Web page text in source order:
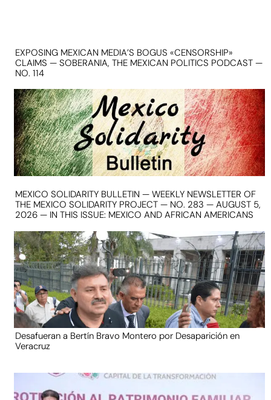
EXPOSING MEXICAN MEDIA’S BOGUS «CENSORSHIP»
CLAIMS — SOBERANIA, THE MEXICAN POLITICS PODCAST —
NO. 114
MEXICO SOLIDARITY BULLETIN — WEEKLY NEWSLETTER OF
THE MEXICO SOLIDARITY PROJECT — NO. 283 — AUGUST 5,
2026 — IN THIS ISSUE: MEXICO AND AFRICAN AMERICANS
Desafueran a Bertín Bravo Montero por Desaparición en
Veracruz